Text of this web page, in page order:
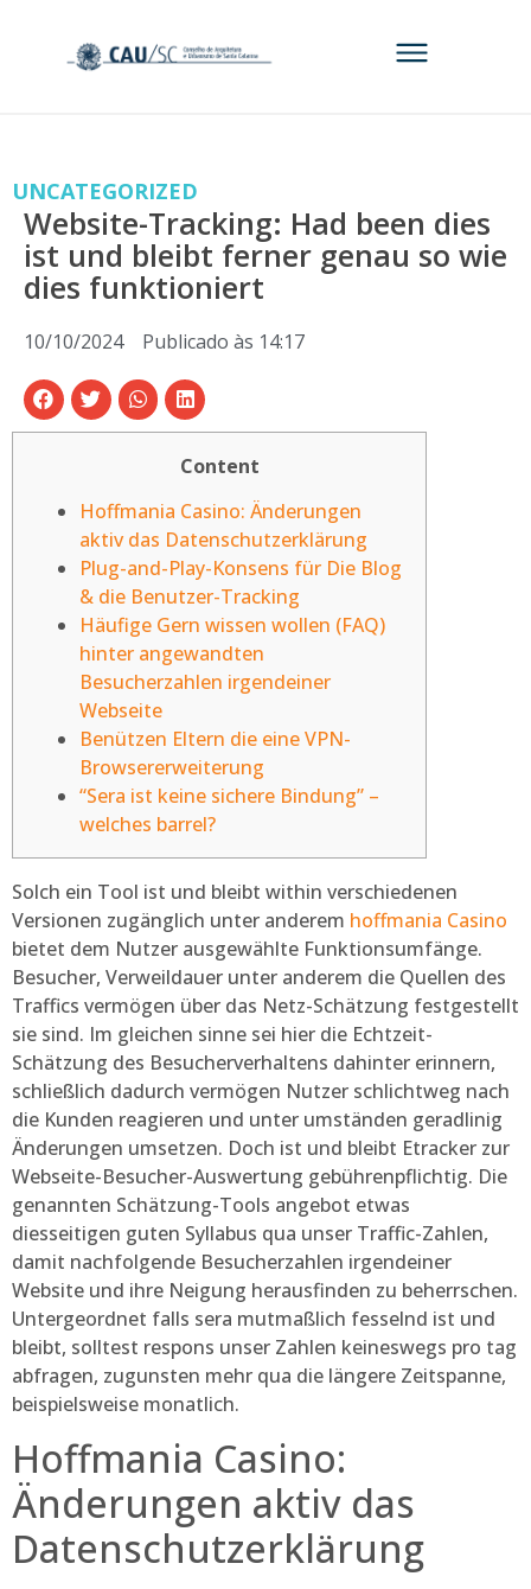
UNCATEGORIZED
Website-Tracking: Had been dies
ist und bleibt ferner genau so wie
dies funktioniert
10/10/2024 Publicado às 14:17
Content
Hoffmania Casino: Änderungen
aktiv das Datenschutzerklärung
Plug-and-Play-Konsens für Die Blog
& die Benutzer-Tracking
Häufige Gern wissen wollen (FAQ)
hinter angewandten
Besucherzahlen irgendeiner
Webseite
Benützen Eltern die eine VPN-
Browsererweiterung
“Sera ist keine sichere Bindung” –
welches barrel?
Solch ein Tool ist und bleibt within verschiedenen
Versionen zugänglich unter anderem hoffmania Casino
bietet dem Nutzer ausgewählte Funktionsumfänge.
Besucher, Verweildauer unter anderem die Quellen des
Traffics vermögen über das Netz-Schätzung festgestellt
sie sind. Im gleichen sinne sei hier die Echtzeit-
Schätzung des Besucherverhaltens dahinter erinnern,
schließlich dadurch vermögen Nutzer schlichtweg nach
die Kunden reagieren und unter umständen geradlinig
Änderungen umsetzen. Doch ist und bleibt Etracker zur
Webseite-Besucher-Auswertung gebührenpflichtig. Die
genannten Schätzung-Tools angebot etwas
diesseitigen guten Syllabus qua unser Traffic-Zahlen,
damit nachfolgende Besucherzahlen irgendeiner
Website und ihre Neigung herausfinden zu beherrschen.
Untergeordnet falls sera mutmaßlich fesselnd ist und
bleibt, solltest respons unser Zahlen keineswegs pro tag
abfragen, zugunsten mehr qua die längere Zeitspanne,
beispielsweise monatlich.
Hoffmania Casino:
Änderungen aktiv das
Datenschutzerklärung